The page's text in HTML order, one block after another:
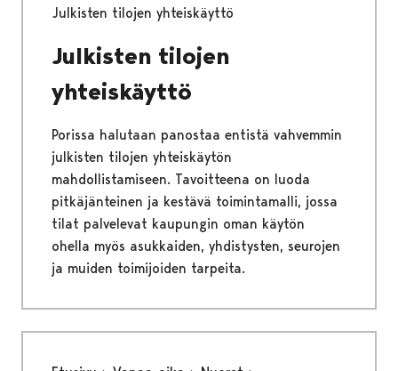
Julkisten tilojen yhteiskäyttö
Julkisten tilojen
yhteiskäyttö
Porissa halutaan panostaa entistä vahvemmin
julkisten tilojen yhteiskäytön
mahdollistamiseen. Tavoitteena on luoda
pitkäjänteinen ja kestävä toimintamalli, jossa
tilat palvelevat kaupungin oman käytön
ohella myös asukkaiden, yhdistysten, seurojen
ja muiden toimijoiden tarpeita.